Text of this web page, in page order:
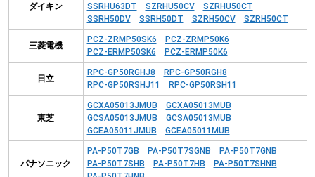
ダイキン
SSRHU63DT
SZRHU50CV
SZRHU50CT
SSRH50DV
SSRH50DT SZRH50CV SZRH50CT
三菱電機
PCZ-ZRMP50SK6
PCZ-ZRMP50K6
PCZ-ERMP50SK6
PCZ-ERMP50K6
日立
RPC-GP50RGHJ8
RPC-GP50RGH8
RPC-GP50RSHJ11
RPC-GP50RSH11
東芝
GCXA05013JMUB
GCXA05013MUB
GCSA05013JMUB
GCSA05013MUB
GCEA05011JMUB
GCEA05011MUB
パナソニック
PA-P50T7GB PA-P50T7SGNB
PA-P50T7GNB
PA-P50T7SHB
PA-P50T7HB
PA-P50T7SHNB